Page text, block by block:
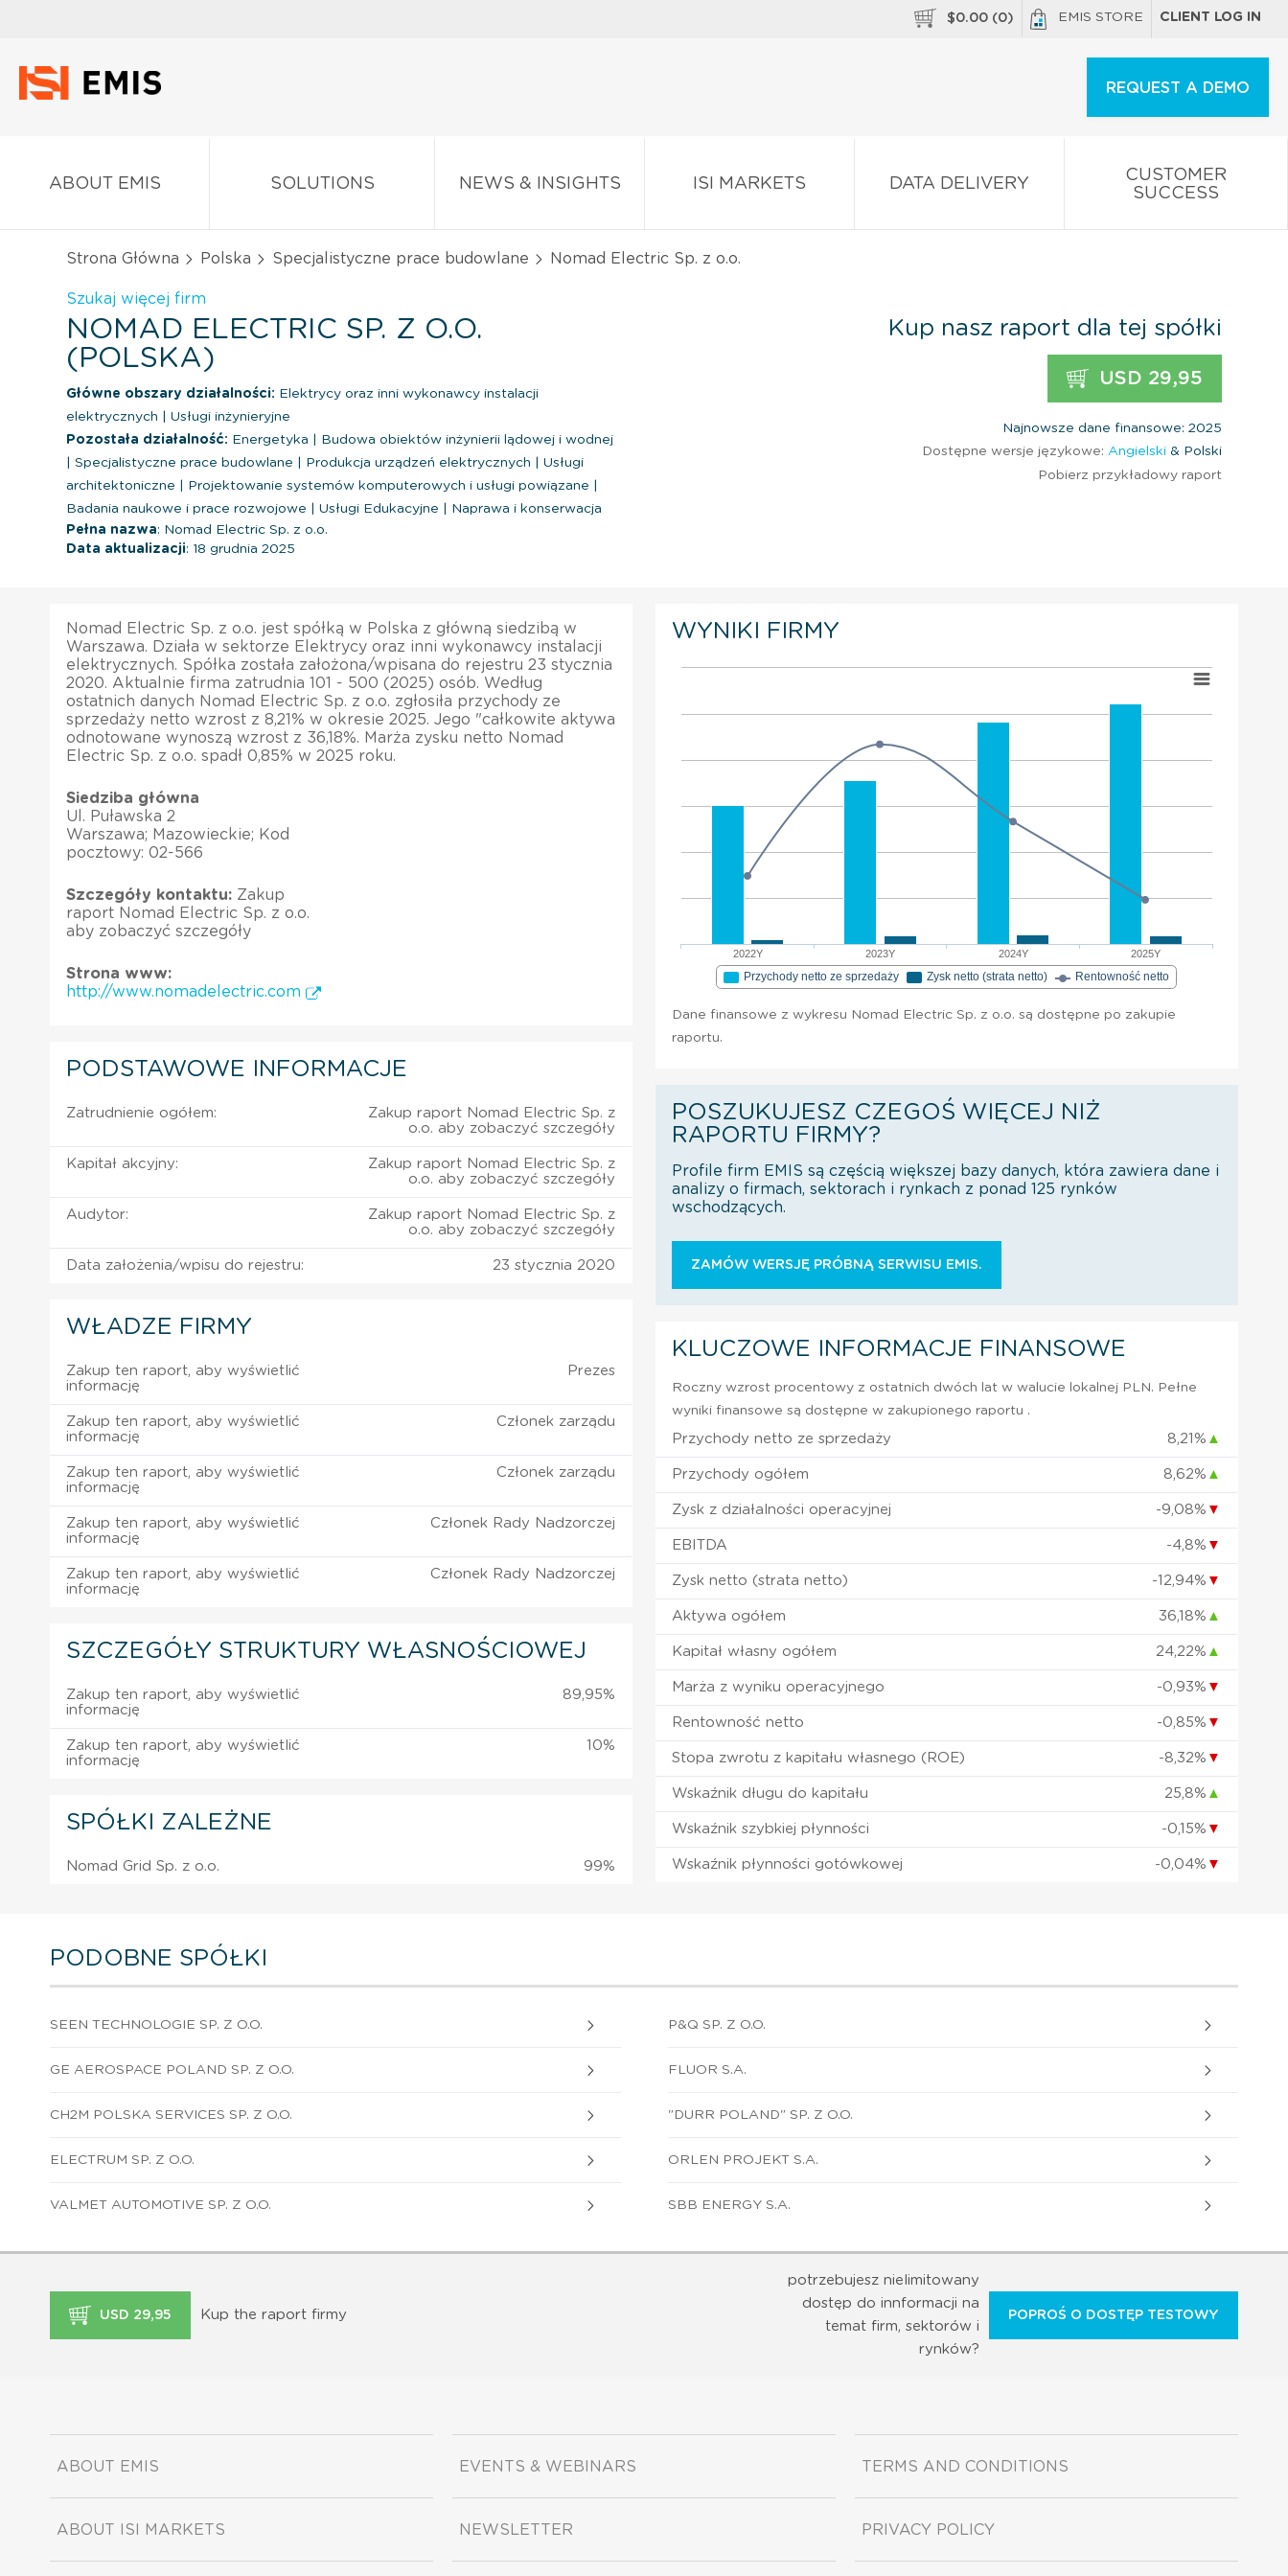
$0.00 (0) EMIS STORE CLIENT LOG IN
REQUEST A DEMO
ABOUT EMIS SOLUTIONS NEWS & INSIGHTS ISI MARKETS DATA DELIVERY
CUSTOMER
SUCCESS
Strona Główna Polska Specjalistyczne prace budowlane Nomad Electric Sp. z o.o.
Szukaj więcej firm
NOMAD ELECTRIC SP. Z O.O.
(POLSKA)
Główne obszary działalności: Elektrycy oraz inni wykonawcy instalacji
elektrycznych
Usługi inżynieryjne
Pozostała działalność: Energetyka
Budowa obiektów inżynierii lądowej i wodnej
Specjalistyczne prace budowlane Produkcja urządzeń elektrycznych
Usługi
architektoniczne
Projektowanie systemów komputerowych i usługi powiązane
Badania naukowe i prace rozwojowe
Usługi Edukacyjne
Naprawa i konserwacja
Pełna nazwa: Nomad Electric Sp. z o.o.
Data aktualizacji: 18 grudnia 2025
Kup nasz raport dla tej spółki
USD 29,95
Najnowsze dane finansowe: 2025
Dostępne wersje językowe: Angielski & Polski
Pobierz przykładowy raport
Nomad Electric Sp. z o.o. jest spółką w Polska z główną siedzibą w
Warszawa. Działa w sektorze Elektrycy oraz inni wykonawcy instalacji
elektrycznych. Spółka została założona/wpisana do rejestru 23 stycznia
2020. Aktualnie firma zatrudnia 101 - 500 (2025) osób. Według
ostatnich danych Nomad Electric Sp. z o.o. zgłosiła przychody ze
sprzedaży netto wzrost z 8,21% w okresie 2025. Jego "całkowite aktywa
odnotowane wynoszą wzrost z 36,18%. Marża zysku netto Nomad
Electric Sp. z o.o. spadł 0,85% w 2025 roku.
Siedziba główna
Ul. Puławska 2
Warszawa; Mazowieckie; Kod
pocztowy: 02-566
Szczegóły kontaktu: Zakup
raport Nomad Electric Sp. z o.o.
aby zobaczyć szczegóły
Strona www:
http://www.nomadelectric.com
PODSTAWOWE INFORMACJE
Zatrudnienie ogółem:
Zakup raport Nomad Electric Sp. z
o.o. aby zobaczyć szczegóły
Kapitał akcyjny:
Zakup raport Nomad Electric Sp. z
o.o. aby zobaczyć szczegóły
Audytor:
Zakup raport Nomad Electric Sp. z
o.o. aby zobaczyć szczegóły
Data założenia/wpisu do rejestru: 23 stycznia 2020
WŁADZE FIRMY
Zakup ten raport, aby wyświetlić
informację
Prezes
Zakup ten raport, aby wyświetlić
informację
Członek zarządu
Zakup ten raport, aby wyświetlić
informację
Członek zarządu
Zakup ten raport, aby wyświetlić
informację
Członek Rady Nadzorczej
Zakup ten raport, aby wyświetlić
informację
Członek Rady Nadzorczej
SZCZEGÓŁY STRUKTURY WŁASNOŚCIOWEJ
Zakup ten raport, aby wyświetlić
informację
89,95%
Zakup ten raport, aby wyświetlić
informację
10%
SPÓŁKI ZALEŻNE
Nomad Grid Sp. z o.o. 99%
WYNIKI FIRMY
2022Y 2023Y 2024Y 2025Y
Przychody netto ze sprzedaży Zysk netto (strata netto) Rentowność netto
Dane finansowe z wykresu Nomad Electric Sp. z o.o. są dostępne po zakupie
raportu.
POSZUKUJESZ CZEGOŚ WIĘCEJ NIŻ
RAPORTU FIRMY?
Profile firm EMIS są częścią większej bazy danych, która zawiera dane i
analizy o firmach, sektorach i rynkach z ponad 125 rynków
wschodzących.
ZAMÓW WERSJĘ PRÓBNĄ SERWISU EMIS.
KLUCZOWE INFORMACJE FINANSOWE
Roczny wzrost procentowy z ostatnich dwóch lat w walucie lokalnej PLN. Pełne
wyniki finansowe są dostępne w zakupionego raportu .
Przychody netto ze sprzedaży 8,21% ▲
Przychody ogółem 8,62% ▲
Zysk z działalności operacyjnej -9,08% ▼
EBITDA -4,8% ▼
Zysk netto (strata netto) -12,94% ▼
Aktywa ogółem 36,18% ▲
Kapitał własny ogółem 24,22% ▲
Marża z wyniku operacyjnego -0,93% ▼
Rentowność netto -0,85% ▼
Stopa zwrotu z kapitału własnego (ROE) -8,32% ▼
Wskaźnik długu do kapitału 25,8% ▲
Wskaźnik szybkiej płynności -0,15% ▼
Wskaźnik płynności gotówkowej -0,04% ▼
PODOBNE SPÓŁKI
SEEN TECHNOLOGIE SP. Z O.O. P&Q SP. Z O.O.
GE AEROSPACE POLAND SP. Z O.O. FLUOR S.A.
CH2M POLSKA SERVICES SP. Z O.O. "DURR POLAND" SP. Z O.O.
ELECTRUM SP. Z O.O. ORLEN PROJEKT S.A.
VALMET AUTOMOTIVE SP. Z O.O. SBB ENERGY S.A.
USD 29,95 Kup the raport firmy
potrzebujesz nielimitowany
dostęp do innformacji na
temat firm, sektorów i
rynków?
POPROŚ O DOSTĘP TESTOWY
ABOUT EMIS
ABOUT ISI MARKETS
EVENTS & WEBINARS
NEWSLETTER
TERMS AND CONDITIONS
PRIVACY POLICY